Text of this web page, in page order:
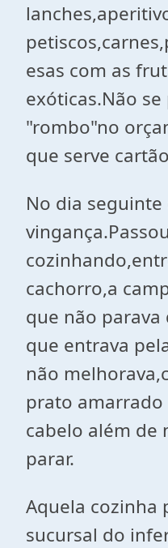
esas com as
exóticas.Não
"rombo"no
que serve
No dia seguinte
cachorro,a
que não parava
que entrava
não
prato amarrado
cabelo além de
parar.
Aquela cozinha
sucursal do